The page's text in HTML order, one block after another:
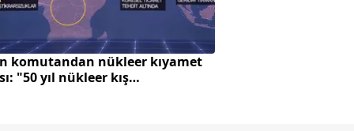
komutandan nükleer kıyamet
"50 yıl nükleer kış